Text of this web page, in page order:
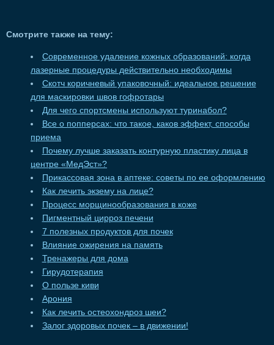
Смотрите также на тему:
Современное удаление кожных образований: когда
лазерные процедуры действительно необходимы
Скотч коричневый упаковочный: идеальное решение
для маскировки швов гофротары
Для чего спортсмены используют туринабол?
Все о попперсах: что такое, каков эффект, способы
приема
Почему лучше заказать контурную пластику лица в
центре «МедЭст»?
Прикассовая зона в аптеке: советы по ее оформлению
Как лечить экзему на лице?
Процесс морщинообразования в коже
Пигментный цирроз печени
7 полезных продуктов для почек
Влияние ожирения на память
Тренажеры для дома
Гирудотерапия
О пользе киви
Арония
Как лечить остеохондроз шеи?
Залог здоровых почек – в движении!